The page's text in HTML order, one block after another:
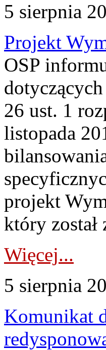
5 sierpnia
Projekt
OSP
26 ust. 1
listopada
projekt
który został
Więcej...
5 sierpnia
Komunikat